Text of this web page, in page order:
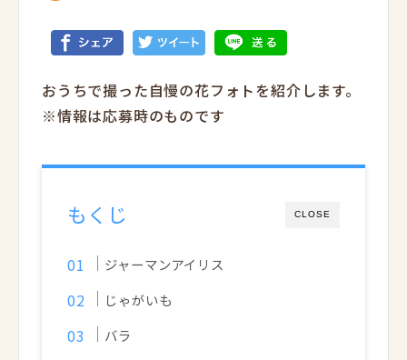
おうちで撮った自慢の花フォトを紹介します。
※情報は応募時のものです
CLOSE
もくじ
ジャーマンアイリス
じゃがいも
バラ